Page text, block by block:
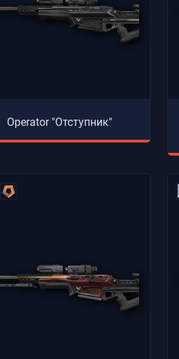
Operator "Отступник"